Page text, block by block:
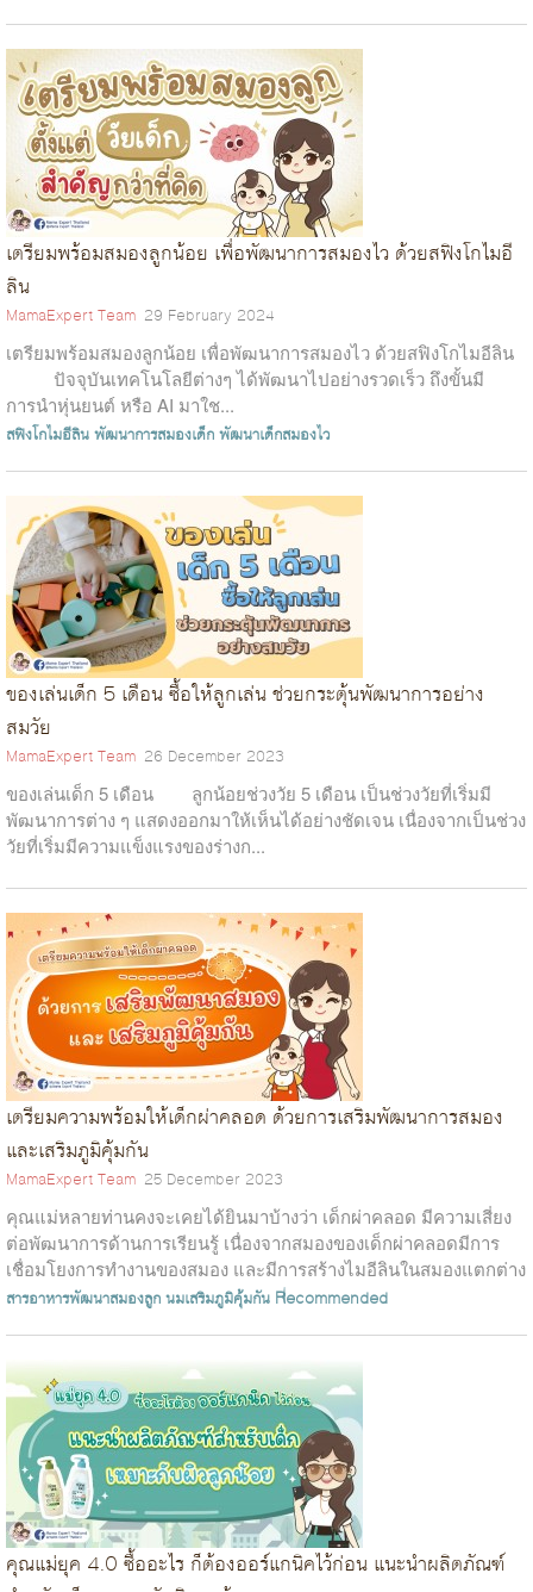
เตรียมพร้อมสมองลูกน้อย เพื่อพัฒนาการสมองไว ด้วยสฟิงโกไมอี
ลิน
MamaExpert Team 29 February 2024
เตรียมพร้อมสมองลูกน้อย เพื่อพัฒนาการสมองไว ด้วยสฟิงโกไมอีลิน
ปัจจุบันเทคโนโลยีต่างๆ ได้พัฒนาไปอย่างรวดเร็ว ถึงขั้นมี
การนำหุ่นยนต์ หรือ AI มาใช...
สฟิงโกไมอีลินพัฒนาการสมองเด็กพัฒนาเด็กสมองไว
ของเล่นเด็ก 5 เดือน ซื้อให้ลูกเล่น ช่วยกระตุ้นพัฒนาการอย่าง
สมวัย
MamaExpert Team 26 December 2023
ของเล่นเด็ก 5 เดือน ลูกน้อยช่วงวัย 5 เดือน เป็นช่วงวัยที่เริ่มมี
พัฒนาการต่าง ๆ แสดงออกมาให้เห็นได้อย่างชัดเจน เนื่องจากเป็นช่วง
วัยที่เริ่มมีความแข็งแรงของร่างก...
เตรียมความพร้อมให้เด็กผ่าคลอด ด้วยการเสริมพัฒนาการสมอง
และเสริมภูมิคุ้มกัน
MamaExpert Team 25 December 2023
คุณแม่หลายท่านคงจะเคยได้ยินมาบ้างว่า เด็กผ่าคลอด มีความเสี่ยง
ต่อพัฒนาการด้านการเรียนรู้ เนื่องจากสมองของเด็กผ่าคลอดมีการ
เชื่อมโยงการทำงานของสมอง และมีการสร้างไมอีลินในสมองแตกต่าง
จากเด็กคลอดธรรมชาติ...
สารอาหารพัฒนาสมองลูกนมเสริมภูมิคุ้มกัน Recommended
คุณแม่ยุค 4.0 ซื้ออะไร ก็ต้องออร์แกนิคไว้ก่อน แนะนำผลิตภัณฑ์